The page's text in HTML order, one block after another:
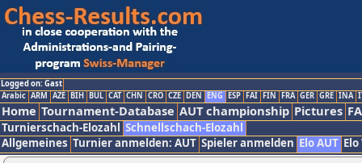
Logged on: Gast
Arabic ARM AZE BIH BUL CAT CHN CRO CZE DEN ENG ESP FAI FIN FRA GER GRE INA
Home Tournament-Database AUT championship Pictures
Turnierschach-Elozahl Schnellschach-Elozahl
Allgemeines Turnier anmelden: AUT Spieler anmelden Elo AUT